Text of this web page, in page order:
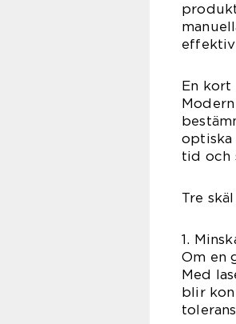
En
optiska
tid och
Tre
1.
Om en
Med
blir